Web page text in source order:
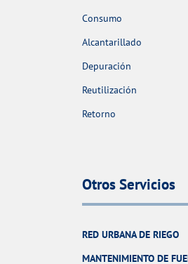
Consumo
Alcantarillado
Depuración
Reutilización
Retorno
Otros Servicios
RED URBANA DE RIEGO
MANTENIMIENTO DE